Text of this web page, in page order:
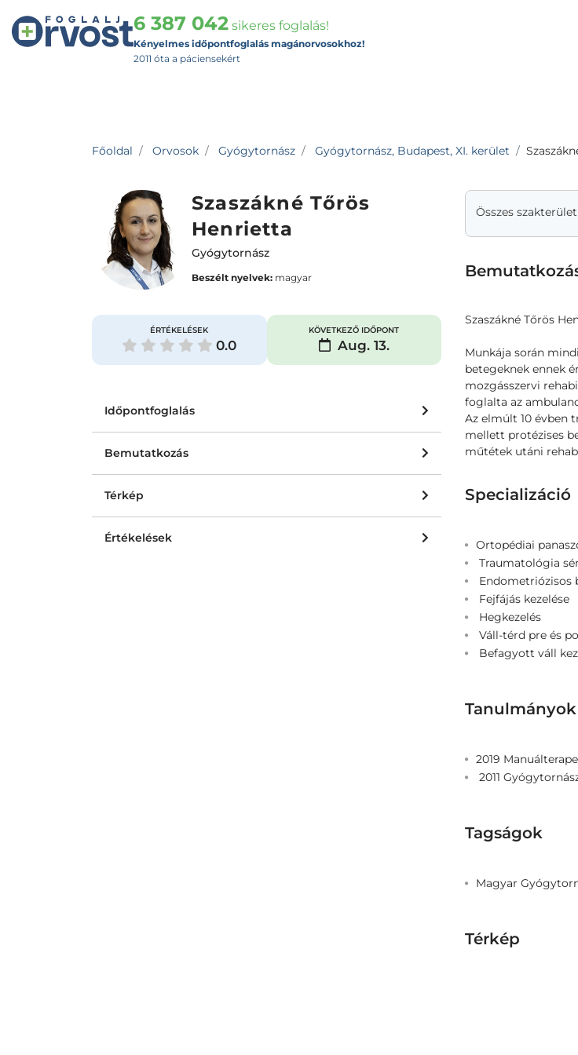
6 387 042 sikeres foglalás!
Kényelmes időpontfoglalás magánorvosokhoz!
2011 óta a páciensekért
Főoldal Orvosok Gyógytornász Gyógytornász, Budapest, XI. kerület
Szaszákné Tőrös
Henrietta
Gyógytornász
Beszélt nyelvek: magyar
ÉRTÉKELÉSEK
0.0
KÖVETKEZŐ IDŐPONT
Aug. 13.
Időpontfoglalás
Bemutatkozás
Térkép
Értékelések
Összes szakterület
Szaszákné Tőrös
Munkája során
betegeknek ennek
mozgásszervi
foglalta az
Az elmúlt 10 évben
mellett protézises
műtétek utáni
Specializáció
Ortopédiai
Traumatológia
Endometriózisos
Fejfájás kezelése
Hegkezelés
Váll-térd pre és
Befagyott váll
Tanulmányok
2019
2011
Tagságok
Magyar
Térkép